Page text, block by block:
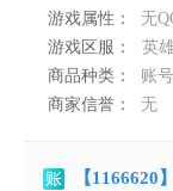
游戏属性：
无
游戏区服：
英
商品种类：
账
商家信誉：
无
【1166620